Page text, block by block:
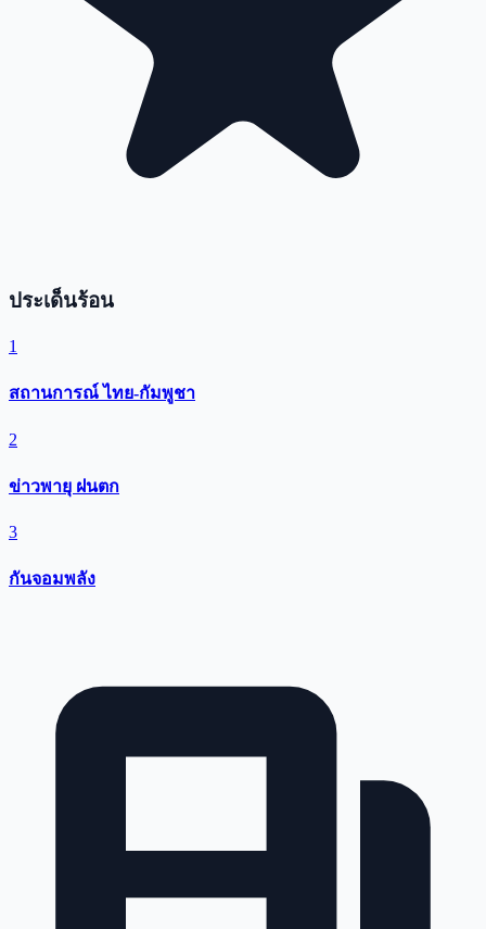
ประเด็นร้อน
1
สถานการณ์ ไทย-กัมพูชา
2
ข่าวพายุ ฝนตก
3
กันจอมพลัง